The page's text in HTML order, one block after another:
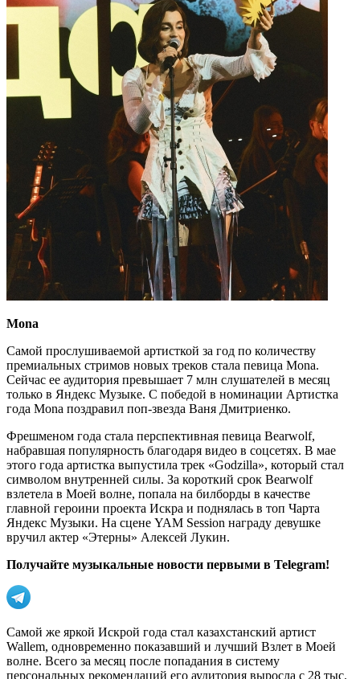
Mona
Самой прослушиваемой артисткой за год по количеству
премиальных стримов новых треков стала певица Mona.
Сейчас ее аудитория превышает 7 млн слушателей в месяц
только в Яндекс Музыке. С победой в номинации Артистка
года Mona поздравил поп-звезда Ваня Дмитриенко.
Фрешменом года стала перспективная певица Bearwolf,
набравшая популярность благодаря видео в соцсетях. В мае
этого года артистка выпустила трек «Godzilla», который стал
символом внутренней силы. За короткий срок Bearwolf
взлетела в Моей волне, попала на билборды в качестве
главной героини проекта Искра и поднялась в топ Чарта
Яндекс Музыки. На сцене YAM Session награду девушке
вручил актер «Этерны» Алексей Лукин.
Получайте музыкальные новости первыми в Telegram!
Самой же яркой Искрой года стал казахстанский артист
Wallem, одновременно показавший и лучший Взлет в Моей
волне. Всего за месяц после попадания в систему
персональных рекомендаций его аудитория выросла с 28 тыс.